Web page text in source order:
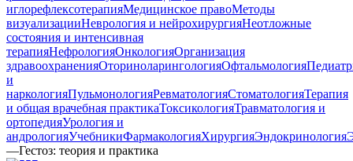
иглорефлексотерапияМедицинское правоМетоды
визуализацииНеврология и нейрохирургияНеотложные
состояния и интенсивная
терапияНефрологияОнкологияОрганизация
здравоохраненияОториноларингологияОфтальмология
и
наркологияПульмонологияРевматологияСтоматологияТерапия
и общая врачебная практикаТоксикологияТравматология и
ортопедияУрология и
андрологияУчебникиФармакологияХирургияЭндокринология
—Гестоз: теория и практика